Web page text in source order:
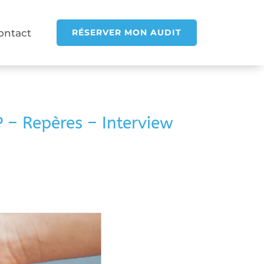
RÉSERVER MON AUDIT
Repères – Interview